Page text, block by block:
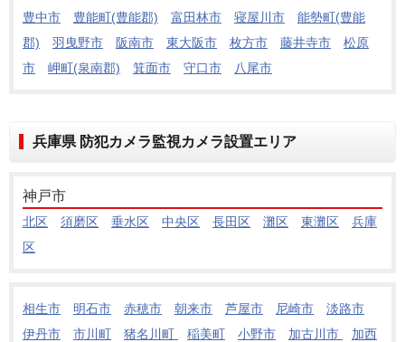
豊中市
豊能町(豊能郡) 富田林市 寝屋川市
能勢町(豊能
郡)
羽曳野市 阪南市 東大阪市 枚方市 藤井寺市
松原
市
岬町(泉南郡) 箕面市 守口市 八尾市
兵庫県 防犯カメラ監視カメラ設置エリア
神戸市
北区 須磨区 垂水区 中央区 長田区 灘区 東灘区
兵庫
区
相生市 明石市 赤穂市 朝来市 芦屋市 尼崎市
淡路市
伊丹市
市川町 猪名川町 稲美町 小野市 加古川市
加西